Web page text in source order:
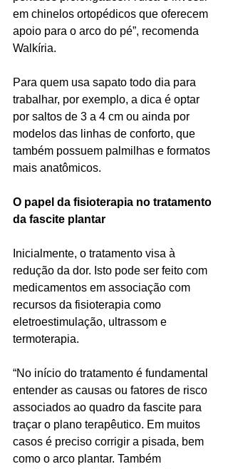
em chinelos ortopédicos que oferecem
apoio para o arco do pé”, recomenda
Walkíria.
Para quem usa sapato todo dia para
trabalhar, por exemplo, a dica é optar
por saltos de 3 a 4 cm ou ainda por
modelos das linhas de conforto, que
também possuem palmilhas e formatos
mais anatômicos.
O papel da fisioterapia no tratamento
da fascite plantar
Inicialmente, o tratamento visa à
redução da dor. Isto pode ser feito com
medicamentos em associação com
recursos da fisioterapia como
eletroestimulação, ultrassom e
termoterapia.
“No início do tratamento é fundamental
entender as causas ou fatores de risco
associados ao quadro da fascite para
traçar o plano terapêutico. Em muitos
casos é preciso corrigir a pisada, bem
como o arco plantar. Também